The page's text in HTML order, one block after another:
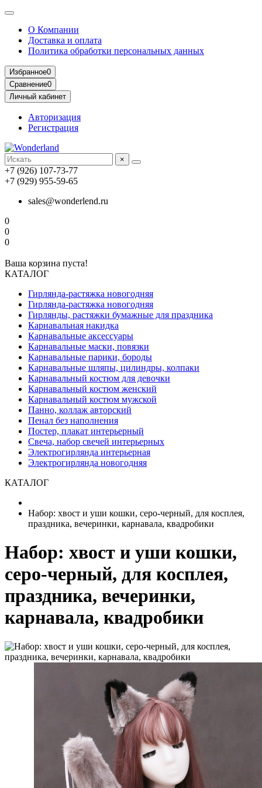
О Компании
Доставка и оплата
Политика обработки персональных данных
Избранное0
Сравнение0
Личный кабинет
Авторизация
Регистрация
×
+7 (926) 107-73-77
+7 (929) 955-59-65
sales@wonderlend.ru
0
0
0
Ваша корзина пуста!
КАТАЛОГ
Гирлянда-растяжка новогодняя
Гирлянда-растяжка новогодняя
Гирлянды, растяжки бумажные для праздника
Карнавальная накидка
Карнавальные аксессуары
Карнавальные маски, повязки
Карнавальные парики, бороды
Карнавальные шляпы, цилиндры, колпаки
Карнавальный костюм для девочки
Карнавальный костюм женский
Карнавальный костюм мужской
Панно, коллаж авторский
Пенал без наполнения
Постер, плакат интерьерный
Свеча, набор свечей интерьерных
Электрогирлянда интерьерная
Электрогирлянда новогодняя
КАТАЛОГ
Набор: хвост и уши кошки, серо-черный, для косплея,
праздника, вечеринки, карнавала, квадробики
Набор: хвост и уши кошки,
серо-черный, для косплея,
праздника, вечеринки,
карнавала, квадробики